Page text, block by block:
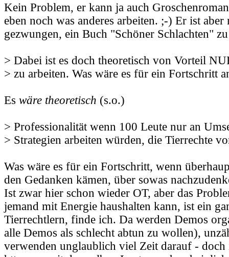
Kein Problem, er kann ja auch
eben noch was anderes arbeiten. ;-) Er ist
gezwungen, ein Buch "Schöner Schlachten"
> Dabei ist es doch theoretisch von Vorteil
> zu arbeiten. Was wäre es für ein Fortschritt
Es wäre theoretisch (s.o.)
> Professionalität wenn 100 Leute nur an
> Strategien arbeiten würden, die Tierrechte
Was wäre es für ein Fortschritt, wenn
den Gedanken kämen, über sowas
Ist zwar hier schon wieder OT, aber das
jemand mit Energie haushalten kann, ist ein
Tierrechtlern, finde ich. Da werden Demos
alle Demos als schlecht abtun zu wollen),
verwenden unglaublich viel Zeit darauf - doch